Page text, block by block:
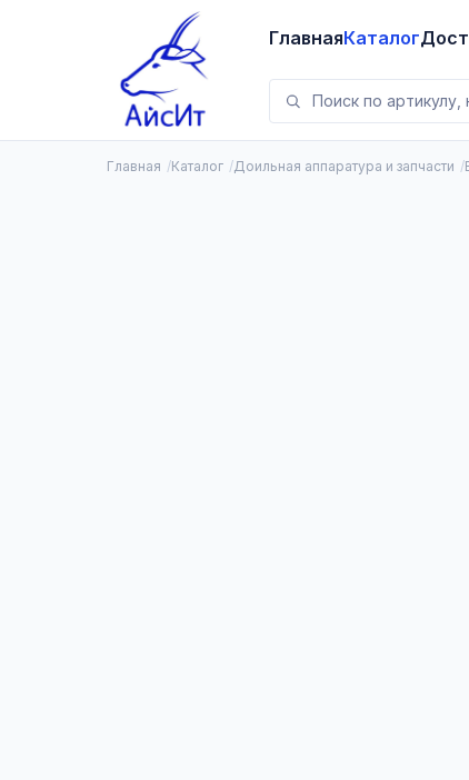
ГлавнаяКаталог
Главная Каталог Доильная аппаратура и запчасти